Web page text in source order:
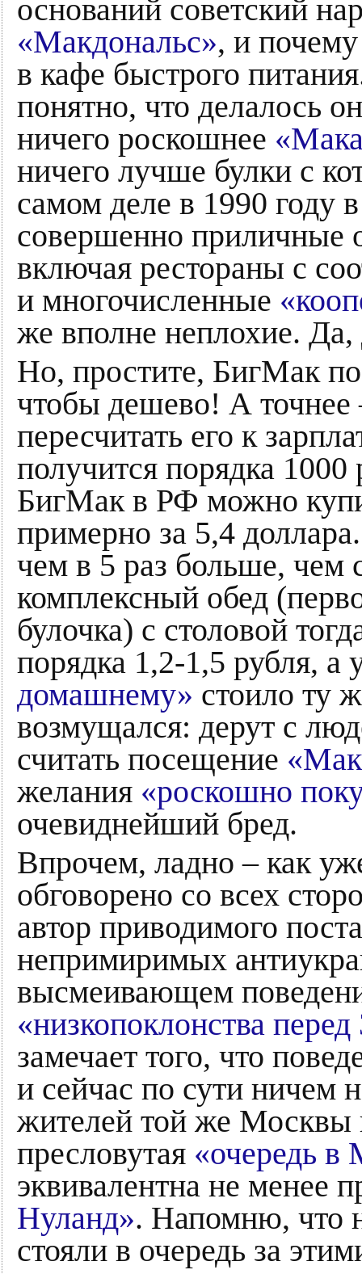
оснований советский
«Макдональс», и
в кафе быстрого
понятно, что делалось
ничего роскошнее
ничего лучше булки с
самом деле в 1990 году
совершенно приличные
включая рестораны с
и многочисленные
же вполне неплохие. Да,
Но, простите, БигМак по
чтобы дешево! А точнее
пересчитать его к
получится порядка 1000
БигМак в РФ можно
примерно за 5,4
чем в 5 раз больше, чем
комплексный обед
булочка) с столовой
порядка 1,2-1,5 рубля, а
домашнему» стоило ту
возмущался: дерут с
считать посещение
желания «роскошно
очевиднейший бред.
Впрочем, ладно – как
обговорено со всех
автор приводимого
непримиримых
высмеивающем
«низкопоклонства
замечает того, что
и сейчас по сути ничем
жителей той же Москвы
пресловутая «очередь в
эквивалентна не менее
Нуланд». Напомню, что
стояли в очередь за